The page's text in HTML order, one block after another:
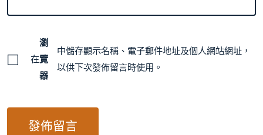
在
瀏
覽
器
中儲存顯示名稱、電子郵件地址及個人網站網址，
以供下次發佈留言時使用。